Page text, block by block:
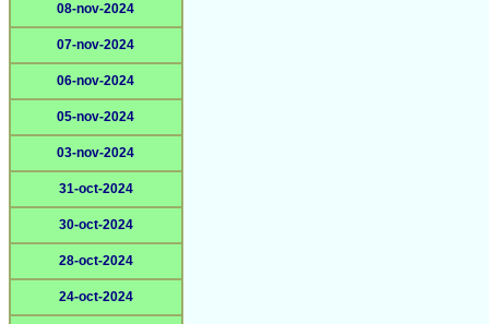
08-nov-2024
07-nov-2024
06-nov-2024
05-nov-2024
03-nov-2024
31-oct-2024
30-oct-2024
28-oct-2024
24-oct-2024